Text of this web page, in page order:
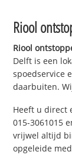
Riool
Riool
Delft is een
spoedservice
daarbuiten.
Heeft u direct
015-3061015
vrijwel altijd
opgeleide